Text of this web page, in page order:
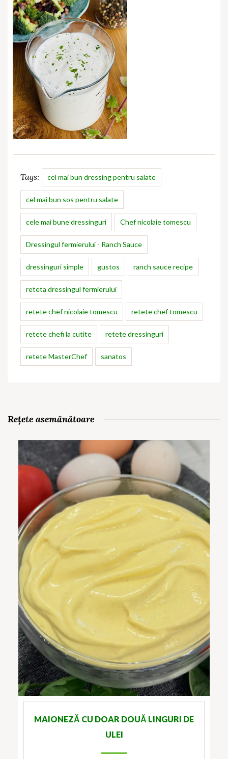
Tags: cel mai bun dressing pentru salate
cel mai bun sos pentru salate
cele mai bune dressinguri Chef nicolaie tomescu
Dressingul fermierului - Ranch Sauce
dressinguri simple gustos ranch sauce recipe
reteta dressingul fermierului
retete chef nicolaie tomescu retete chef tomescu
retete chefi la cutite retete dressinguri
retete MasterChef sanatos
Rețete asemănătoare
MAIONEZĂ CU DOAR DOUĂ LINGURI DE
ULEI